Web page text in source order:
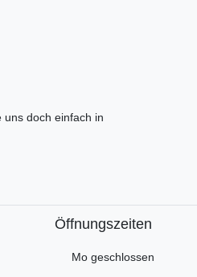
uns doch einfach in
Öffnungszeiten
Mo geschlossen